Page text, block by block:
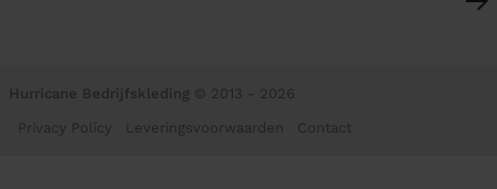
Hurricane Bedrijfskleding © 2013 - 2026
Privacy Policy Leveringsvoorwaarden Contact